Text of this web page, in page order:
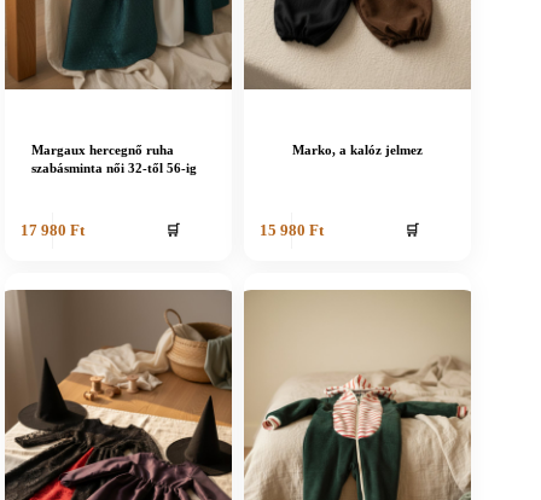
Margaux hercegnő ruha
szabásminta női 32-től 56-ig
17 980 Ft 🛒
Marko, a kalóz jelmez
15 980 Ft 🛒